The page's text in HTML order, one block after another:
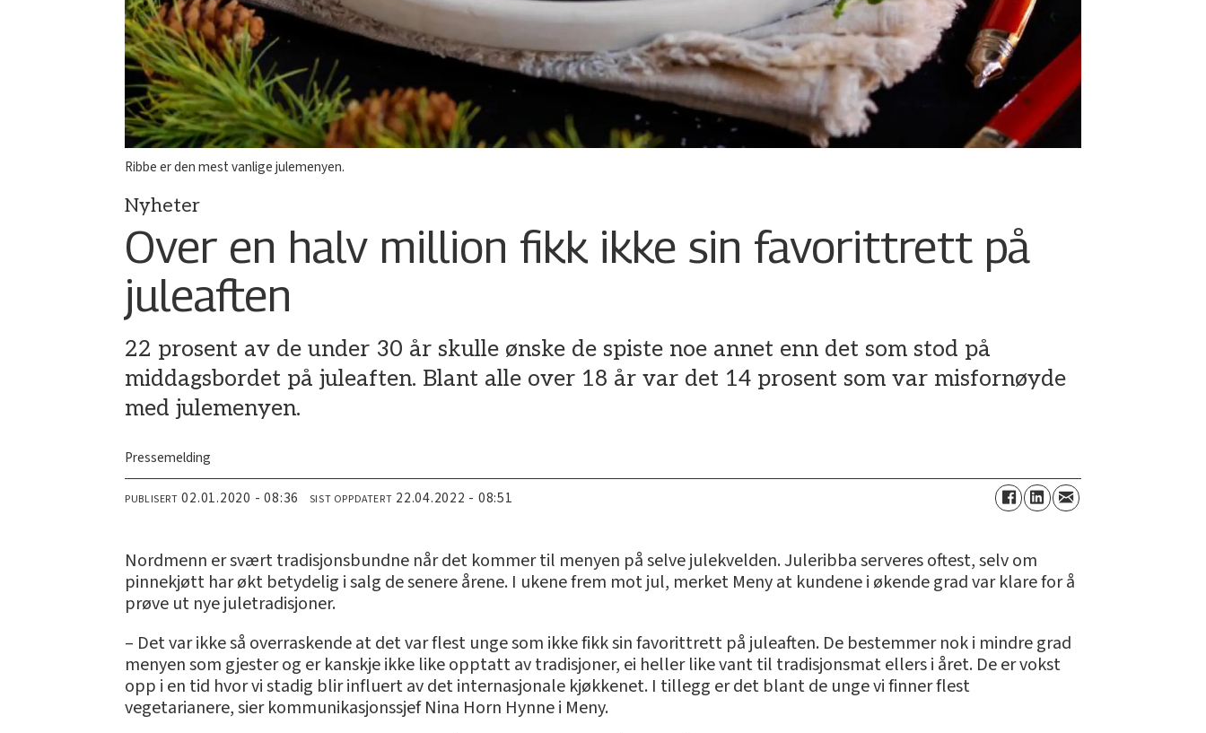
Ribbe er den mest vanlige julemenyen.
Nyheter
Over en halv million fikk ikke sin favorittrett på
juleaften
22 prosent av de under 30 år skulle ønske de spiste noe annet enn det som stod på
middagsbordet på juleaften. Blant alle over 18 år var det 14 prosent som var misfornøyde
med julemenyen.
Pressemelding
PUBLISERT 02.01.2020 - 08:36 SIST OPPDATERT 22.04.2022 - 08:51
Nordmenn er svært tradisjonsbundne når det kommer til menyen på selve julekvelden. Juleribba serveres oftest, selv om
pinnekjøtt har økt betydelig i salg de senere årene. I ukene frem mot jul, merket Meny at kundene i økende grad var klare for å
prøve ut nye juletradisjoner.
– Det var ikke så overraskende at det var flest unge som ikke fikk sin favorittrett på juleaften. De bestemmer nok i mindre grad
menyen som gjester og er kanskje ikke like opptatt av tradisjoner, ei heller like vant til tradisjonsmat ellers i året. De er vokst
opp i en tid hvor vi stadig blir influert av det internasjonale kjøkkenet. I tillegg er det blant de unge vi finner flest
vegetarianere, sier kommunikasjonssjef Nina Horn Hynne i Meny.